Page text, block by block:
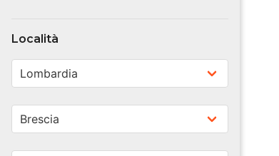
Località